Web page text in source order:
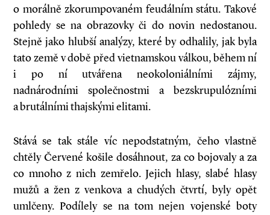
o morálně zkorumpovaném feudálním státu. Takové
pohledy se na obrazovky či do novin nedostanou.
Stejně jako hlubší analýzy, které by odhalily, jak byla
tato země v době před vietnamskou válkou, během ní
i po ní utvářena neokoloniálními zájmy,
nadnárodními společnostmi a bezskrupulózními
a brutálními thajskými elitami.
Stává se tak stále víc nepodstatným, čeho vlastně
chtěly Červené košile dosáhnout, za co bojovaly a za
co mnoho z nich zemřelo. Jejich hlasy, slabé hlasy
mužů a žen z venkova a chudých čtvrtí, byly opět
umlčeny. Podílely se na tom nejen vojenské boty